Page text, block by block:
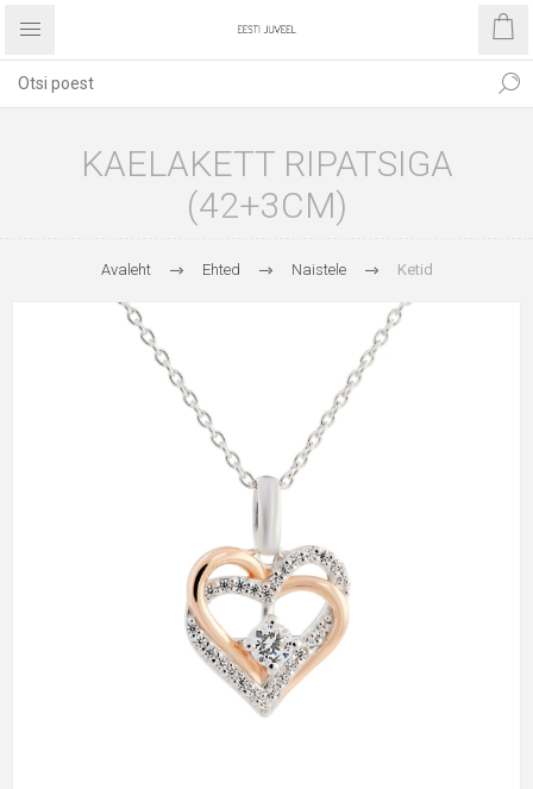
KAELAKETT RIPATSIGA
(42+3CM)
Avaleht Ehted Naistele Ketid